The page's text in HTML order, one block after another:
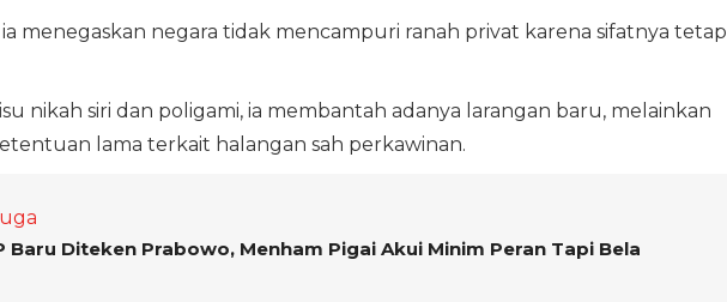
menegaskan negara tidak mencampuri ranah privat karena sifatnya tetap
nikah siri dan poligami, ia membantah adanya larangan baru, melainkan
lama terkait halangan sah perkawinan.
Baru Diteken Prabowo, Menham Pigai Akui Minim Peran Tapi Bela